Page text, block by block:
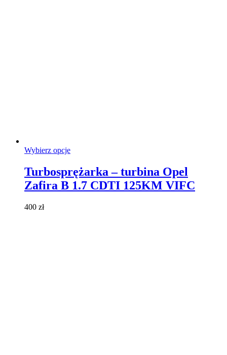
Wybierz opcjeTen
wiele
wariantów.
Turbosprężarka – turbina Opel
Zafira B 1.7 CDTI 125KM VIFC
400 zł